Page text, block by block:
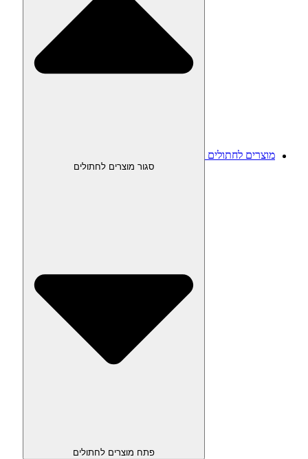
מוצרים לחתולים
סגור מוצרים לחתולים
פתח מוצרים לחתולים